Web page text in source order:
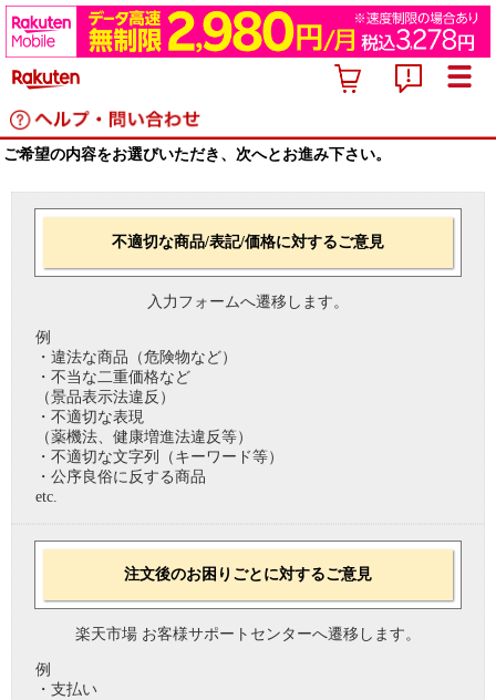
ご希望の内容をお選びいただき、次へとお進み下さい。
不適切な商品/表記/価格に対するご意見
入力フォームへ遷移します。
例
・違法な商品（危険物など）
・不当な二重価格など
（景品表示法違反）
・不適切な表現
（薬機法、健康増進法違反等）
・不適切な文字列（キーワード等）
・公序良俗に反する商品
etc.
注文後のお困りごとに対するご意見
楽天市場 お客様サポートセンターへ遷移します。
例
・支払い